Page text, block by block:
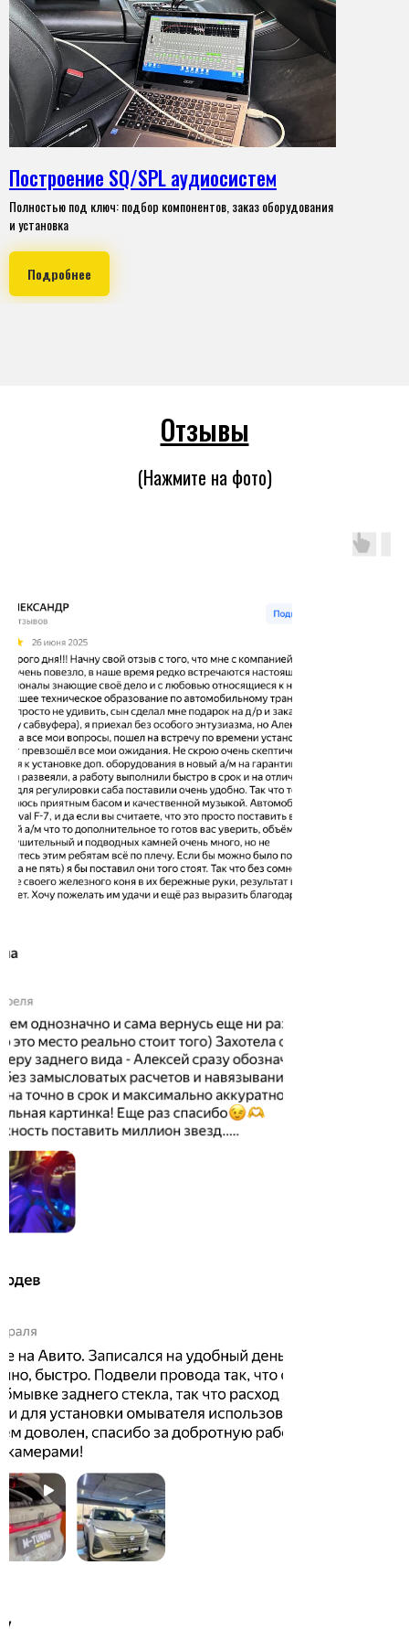
Построение SQ/SPL аудиосистем
Полностью под ключ: подбор компонентов, заказ оборудования
и установка
Подробнее
Отзывы
(Нажмите на фото)